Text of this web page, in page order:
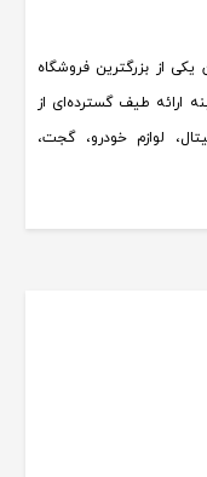
از بزرگترین فروشگاه
ارائه طیف گسترده‌ای از
لوازم خودرو، گجت،